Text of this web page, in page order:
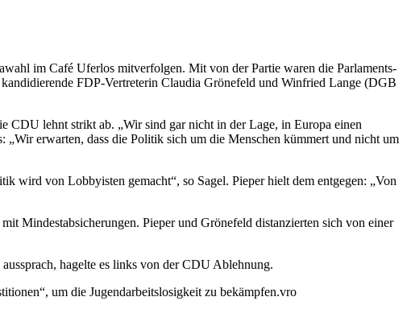
im Café Uferlos mitverfolgen. Mit von der Partie waren die Parlaments-
FDP-Vertreterin Claudia Grönefeld und Winfried Lange (DGB
CDU lehnt strikt ab. „Wir sind gar nicht in der Lage, in Europa einen
„Wir erwarten, dass die Politik sich um die Menschen kümmert und nicht um
wird von Lobbyisten gemacht“, so Sagel. Pieper hielt dem entgegen: „Von
Mindestabsicherungen. Pieper und Grönefeld distanzierten sich von einer
hagelte es links von der CDU Ablehnung.
um die Jugendarbeitslosigkeit zu bekämpfen.vro